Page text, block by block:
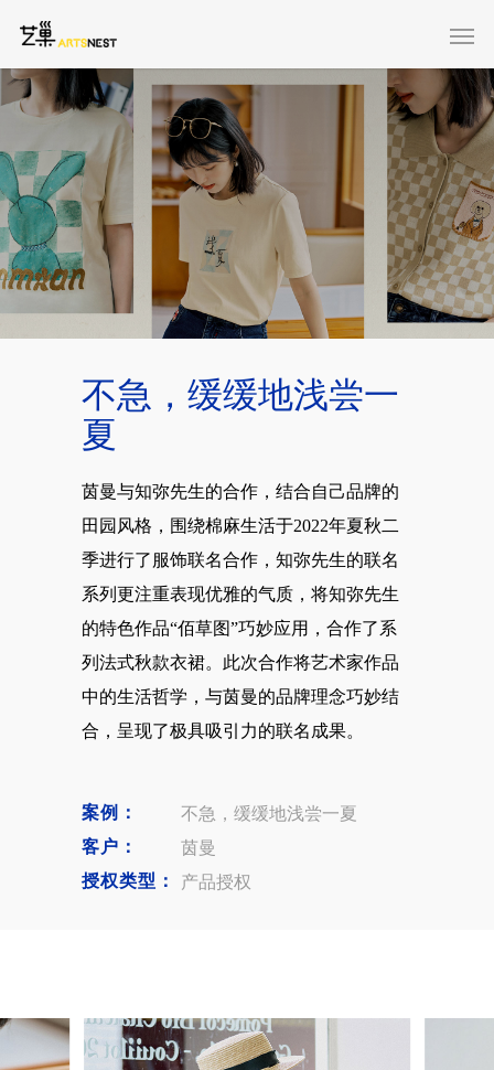
不急，缓缓地浅尝一
夏
茵曼与知弥先生的合作，结合自己品牌的
田园风格，围绕棉麻生活于2022年夏秋二
季进行了服饰联名合作，知弥先生的联名
系列更注重表现优雅的气质，将知弥先生
的特色作品“佰草图”巧妙应用，合作了系
列法式秋款衣裙。此次合作将艺术家作品
中的生活哲学，与茵曼的品牌理念巧妙结
合，呈现了极具吸引力的联名成果。
案例：
不急，缓缓地浅尝一夏
客户：
茵曼
授权类型：
产品授权